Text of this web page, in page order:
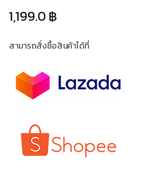
1,199.0฿
สามารถสั่งซื้อสินค้าได้ที่